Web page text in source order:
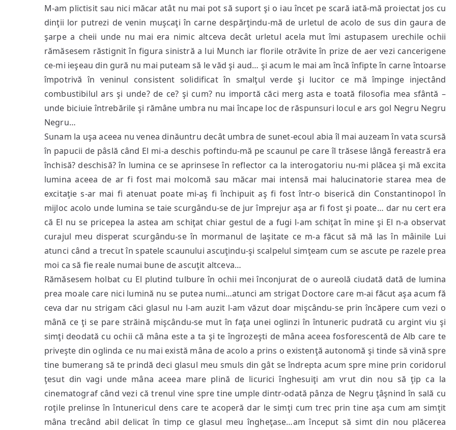
M-am plictisit sau nici măcar atât nu mai pot să suport şi o iau încet pe scară iată-mă proiectat jos cu
dinţii lor putrezi de venin muşcaţi în carne despărţindu-mă de urletul de acolo de sus din gaura de
şarpe a cheii unde nu mai era nimic altceva decât urletul acela mut îmi astupasem urechile ochii
rămăsesem răstignit în figura sinistră a lui Munch iar florile otrăvite în prize de aer vezi cancerigene
ce-mi ieşeau din gură nu mai puteam să le văd şi aud… şi acum le mai am încă înfipte în carne întoarse
împotrivă în veninul consistent solidificat în smalţul verde şi lucitor ce mă împinge injectând
combustibilul ars şi unde? de ce? şi cum? nu importă căci merg asta e toată filosofia mea sfântă –
unde biciuie întrebările şi rămâne umbra nu mai încape loc de răspunsuri locul e ars gol Negru Negru
Negru…
Sunam la uşa aceea nu venea dinăuntru decât umbra de sunet-ecoul abia îl mai auzeam în vata scursă
în papucii de pâslă când El mi-a deschis poftindu-mă pe scaunul pe care îl trăsese lângă fereastră era
închisă? deschisă? în lumina ce se aprinsese în reflector ca la interogatoriu nu-mi plăcea şi mă excita
lumina aceea de ar fi fost mai molcomă sau măcar mai intensă mai halucinatorie starea mea de
excitaţie s-ar mai fi atenuat poate mi-aş fi închipuit aş fi fost într-o biserică din Constantinopol în
mijloc acolo unde lumina se taie scurgându-se de jur împrejur aşa ar fi fost şi poate… dar nu cert era
că El nu se pricepea la astea am schiţat chiar gestul de a fugi l-am schiţat în mine şi El n-a observat
curajul meu disperat scurgându-se în mormanul de laşitate ce m-a făcut să mă las în mâinile Lui
atunci când a trecut în spatele scaunului ascuţindu-şi scalpelul simţeam cum se ascute pe razele prea
moi ca să fie reale numai bune de ascuţit altceva…
Rămăsesem holbat cu El plutind tulbure în ochii mei înconjurat de o aureolă ciudată dată de lumina
prea moale care nici lumină nu se putea numi…atunci am strigat Doctore care m-ai făcut aşa acum fă
ceva dar nu strigam căci glasul nu l-am auzit l-am văzut doar mişcându-se prin încăpere cum vezi o
mână ce ţi se pare străină mişcându-se mut în faţa unei oglinzi în întuneric pudrată cu argint viu şi
simţi deodată cu ochii că mâna este a ta şi te îngrozeşti de mâna aceea fosforescentă de Alb care te
priveşte din oglinda ce nu mai există mâna de acolo a prins o existenţă autonomă şi tinde să vină spre
tine bumerang să te prindă deci glasul meu smuls din gât se îndrepta acum spre mine prin coridorul
ţesut din vagi unde mâna aceea mare plină de licurici înghesuiţi am vrut din nou să ţip ca la
cinematograf când vezi că trenul vine spre tine umple dintr-odată pânza de Negru ţâşnind în sală cu
roţile prelinse în întunericul dens care te acoperă dar le simţi cum trec prin tine aşa cum am simţit
mâna trecând abil delicat în timp ce glasul meu îngheţase…am început să simt din nou plăcerea